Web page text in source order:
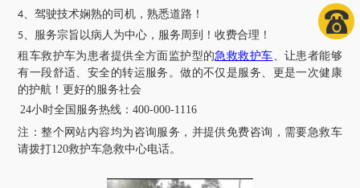
4、驾驶技术娴熟的司机，熟悉道路！
5、服务宗旨以病人为中心，服务周到！收费合理！
租车救护车为患者提供全方面监护型的急救救护车、让患者能够
有一段舒适、安全的转运服务。做的不仅是服务、更是一次健康
的护航！更好的服务社会
24小时全国服务热线 ：400-000-1116
注：整个网站内容均为咨询服务，并提供免费咨询，需要急救车
请拨打120救护车急救中心电话。